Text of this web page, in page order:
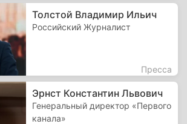
Толстой Владимир Ильич
Российский Журналист
Пресса
Эрнст Константин Львович
Генеральный директор «Первого
канала»